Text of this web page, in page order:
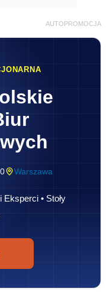
AUTOPROMOCJA
Warszawa
• Stoły